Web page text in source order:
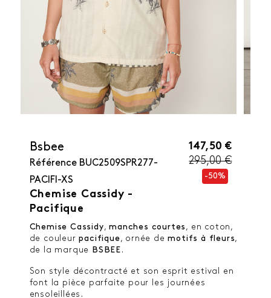
Bsbee
Référence BUC2509SPR277-
PACIFI-XS
Chemise Cassidy -
Pacifique
147,50 €
295,00 €
-50%
Chemise Cassidy,manches courtes , en coton,
de couleurpacifique, ornée demotifs à fleurs,
de la marque
BSBEE .
Son style décontracté et son esprit estival en
font la pièce parfaite pour les journées
ensoleillées.